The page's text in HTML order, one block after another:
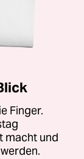
Finger.
macht und